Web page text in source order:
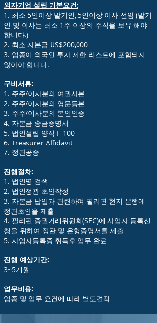
외자기업 설립 기본요건:
1. 최소 5인이상 발기인, 5인이상 이사 선임 (발기
인 및 이사는 최소 1주 이상의 주식을 보유 해야
합니다.)
2. 최소 자본금 US$200,000
3. 업종이 외국인 투자 제한 리스트에 포함되지
않아야 합니다.
구비서류:
1. 주주/이사분의 여권사본
2. 주주/이사분의 영문등본
3. 주주/이사분의 본인인증
4. 자본금 송금증명서
5. 법인설립 양식 F-100
6. Treasurer Affidavit
7. 정관공증
진행절차:
1. 법인명 검색
2. 법인정관 초안작성
3. 자본금 납입과 관련하여 필리핀 현지 은행에
정관초안을 제출
4. 필리핀 증권거래위원회(SEC)에 사업자 등록신
청을 위하여 정관 및 은행증명서를 제출
5. 사업자등록증 취득후 업무 완료
진행 예상기간:
3~5개월
업무비용:
업종 및 업무 요건에 따라 별도견적